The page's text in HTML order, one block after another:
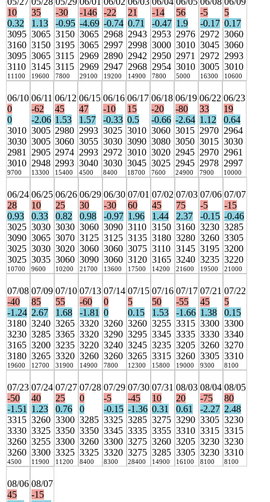
10
0.32
3095
3160
3095
3110
11100
35
1.13
3065
3150
3065
3145
19600
-30
-0.95
3150
3195
3115
3115
7800
-146
-4.69
3065
3065
2969
2969
29100
-22
-0.74
2968
2997
2890
2947
19200
21
0.71
2943
2998
2942
2968
14900
-14
-0.47
2953
3000
2950
2954
7800
56
1.9
2976
3010
2971
3010
5000
-5
-0.17
2972
3045
2972
3005
16300
5
0.17
3060
3060
2993
3010
10600
06/10
0
0
3010
3030
2981
3010
9700
06/11
-62
-2.06
3005
3005
2905
2948
13300
06/12
45
1.53
2980
3060
2974
2993
15400
06/15
47
1.57
2993
3055
2993
3040
4500
06/16
-10
-0.33
3025
3030
2972
3030
8400
06/17
15
0.5
3010
3090
3010
3045
18700
06/18
-20
-0.66
3060
3080
3020
3025
7600
06/19
-80
-2.64
3015
3050
2945
2945
24900
06/22
33
1.12
2970
3015
2970
2978
7900
06/23
19
0.64
2964
3030
2961
2997
10000
06/24
28
0.93
3025
3090
3025
3025
10700
06/25
10
0.33
3030
3065
3030
3035
9600
06/26
25
0.82
3030
3070
3020
3060
10200
06/29
30
0.98
3060
3125
3060
3090
21700
06/30
-30
-0.97
3090
3125
3060
3060
13600
07/01
60
1.96
3110
3135
3075
3120
17500
07/02
45
1.44
3150
3180
3110
3165
14200
07/03
75
2.37
3160
3280
3145
3240
21600
07/06
-5
-0.15
3230
3260
3195
3235
19500
07/07
-15
-0.46
3285
3305
3200
3220
21000
07/08
-40
-1.24
3180
3230
3165
3180
19600
07/09
85
2.67
3240
3285
3200
3265
12700
07/10
55
1.68
3265
3365
3235
3320
31900
07/13
-60
-1.81
3320
3320
3220
3260
14900
07/14
0
0
3260
3290
3240
3260
7800
07/15
5
0.15
3260
3295
3245
3265
12300
07/16
50
1.53
3255
3345
3235
3315
15800
07/17
-55
-1.66
3315
3335
3205
3260
19000
07/21
45
1.38
3300
3330
3260
3305
9300
07/22
5
0.15
3300
3340
3270
3310
8100
07/23
-50
-1.51
3315
3330
3260
3260
4500
07/24
40
1.23
3260
3325
3255
3300
11900
07/27
25
0.76
3300
3350
3300
3325
11200
07/28
0
0
3285
3350
3260
3325
8400
07/29
-5
-0.15
3325
3345
3300
3320
8300
07/30
-45
-1.36
3285
3335
3275
3275
28400
07/31
10
0.31
3275
3355
3260
3285
14900
08/03
20
0.61
3290
3310
3205
3305
16100
08/04
-75
-2.27
3305
3315
3230
3230
8100
08/05
80
2.48
3230
3315
3230
3310
8100
08/06
45
08/07
-15